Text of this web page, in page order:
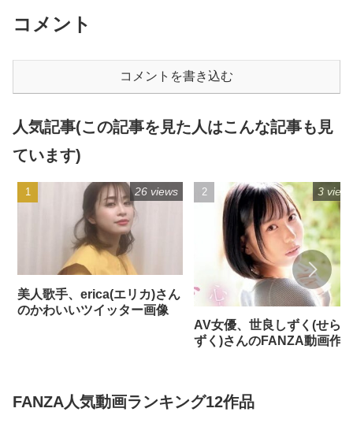
コメント
コメントを書き込む
人気記事(この記事を見た人はこんな記事も見
ています)
美人歌手、erica(エリカ)さん
のかわいいツイッター画像
26 views
AV女優、世良しずく(せらし
ずく)さんのFANZA動画作
3
FANZA人気動画ランキング12作品